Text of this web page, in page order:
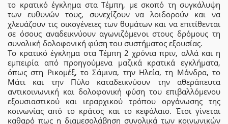
το κρατικό έγκλημα στα Τέμπη, με σκοπό τη συγκάλυψη
των ευθυνών τους, συνεχίζουν να λοιδορούν και να
χλευάζουν τις οικογένειες των θυμάτων και να επιτίθενται
σε όσους αναδεικνύουν αγωνιζόμενοι στους δρόμους τη
συνολική δολοφονική φύση του συστήματος εξουσίας.
Το κρατικό έγκλημα στα Τέμπη 2 χρόνια πριν, αλλά και η
εμπειρία από προηγούμενα μαζικά κρατικά εγκλήματα,
όπως στη Ρικομέξ, το Σάμινα, την Ηλεία, τη Μάνδρα, το
Μάτι και την Πύλο καταδεικνύουν την αθεράπευτα
αντικοινωνική και δολοφονική φύση του επιβαλλόμενου
εξουσιαστικού και ιεραρχικού τρόπου οργάνωσης της
κοινωνίας από το κράτος και το κεφάλαιο. Έτσι γίνεται
καθαρό πως η διαμεσολάβηση συνολικά των κοινωνικών